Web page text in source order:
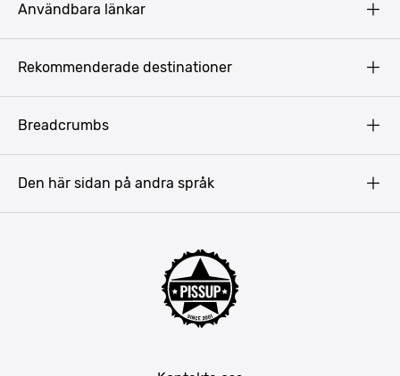
Användbara länkar
Rekommenderade destinationer
Breadcrumbs
Den här sidan på andra språk